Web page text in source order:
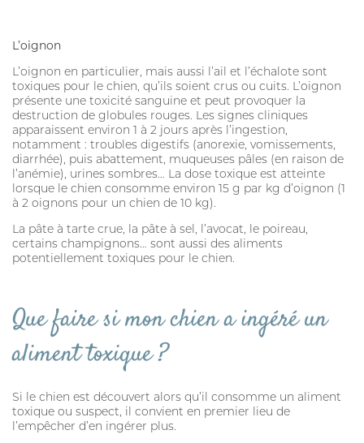
L’oignon
L’oignon en particulier, mais aussi l’ail et l’échalote sont
toxiques pour le chien, qu’ils soient crus ou cuits. L’oignon
présente une toxicité sanguine et peut provoquer la
destruction de globules rouges. Les signes cliniques
apparaissent environ 1 à 2 jours après l’ingestion,
notamment : troubles digestifs (anorexie, vomissements,
diarrhée), puis abattement, muqueuses pâles (en raison de
l’anémie), urines sombres… La dose toxique est atteinte
lorsque le chien consomme environ 15 g par kg d’oignon (1
à 2 oignons pour un chien de 10 kg).
La pâte à tarte crue, la pâte à sel, l’avocat, le poireau,
certains champignons… sont aussi des aliments
potentiellement toxiques pour le chien.
Que faire si mon chien a ingéré un
aliment toxique ?
Si le chien est découvert alors qu’il consomme un aliment
toxique ou suspect, il convient en premier lieu de
l’empêcher d’en ingérer plus.